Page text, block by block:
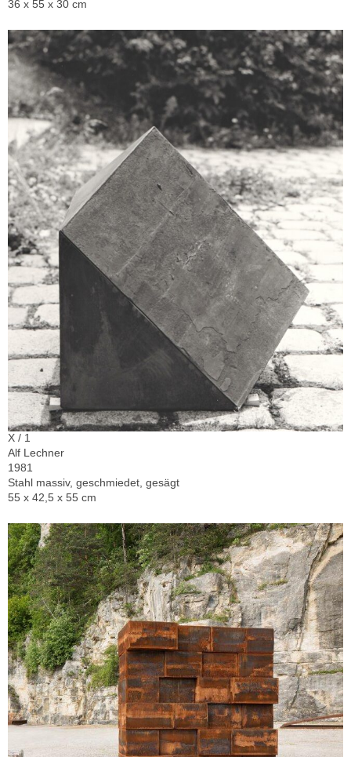
36 x 55 x 30 cm
X / 1
Alf Lechner
1981
Stahl massiv, geschmiedet, gesägt
55 x 42,5 x 55 cm